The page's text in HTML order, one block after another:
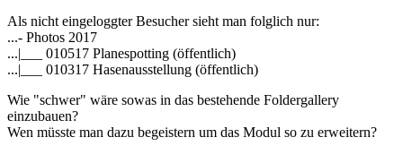
Als nicht eingeloggter Besucher sieht man folglich nur:
...- Photos 2017
...|___ 010517 Planespotting (öffentlich)
...|___ 010317 Hasenausstellung (öffentlich)
Wie "schwer" wäre sowas in das bestehende Foldergallery
einzubauen?
Wen müsste man dazu begeistern um das Modul so zu erweitern?